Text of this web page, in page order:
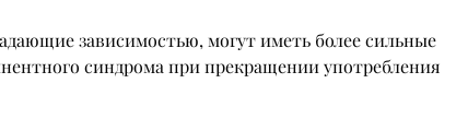
зависимостью, могут иметь более сильные
синдрома при прекращении употребления